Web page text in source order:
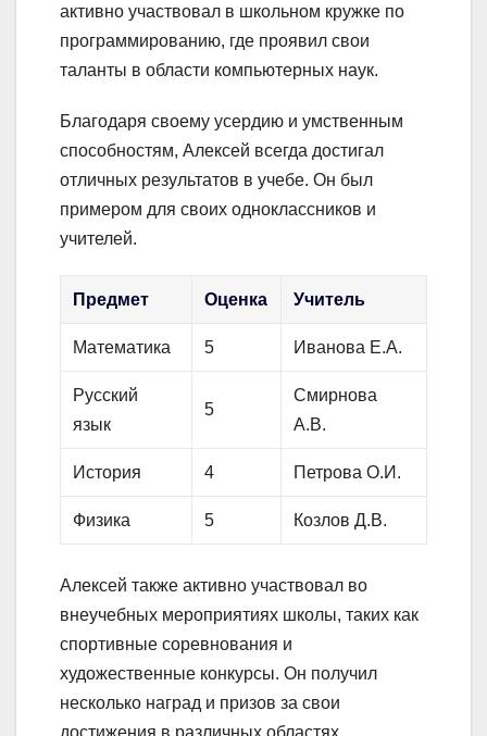
активно участвовал в школьном кружке по
программированию, где проявил свои
таланты в области компьютерных наук.
Благодаря своему усердию и умственным
способностям, Алексей всегда достигал
отличных результатов в учебе. Он был
примером для своих одноклассников и
учителей.
Предмет Оценка Учитель
Математика 5 Иванова Е.А.
Русский
язык
5
Смирнова
А.В.
История 4 Петрова О.И.
Физика 5 Козлов Д.В.
Алексей также активно участвовал во
внеучебных мероприятиях школы, таких как
спортивные соревнования и
художественные конкурсы. Он получил
несколько наград и призов за свои
достижения в различных областях.